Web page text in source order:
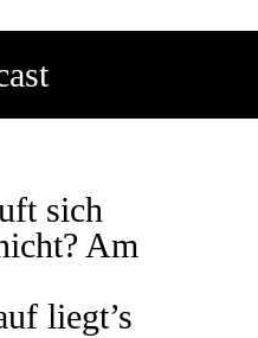
sich
Am
liegt’s